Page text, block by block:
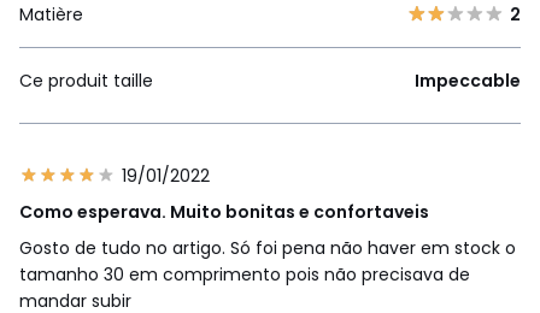
Matière 2
Ce produit taille Impeccable
19/01/2022
Como esperava. Muito bonitas e confortaveis
Gosto de tudo no artigo. Só foi pena não haver em stock o
tamanho 30 em comprimento pois não precisava de
mandar subir